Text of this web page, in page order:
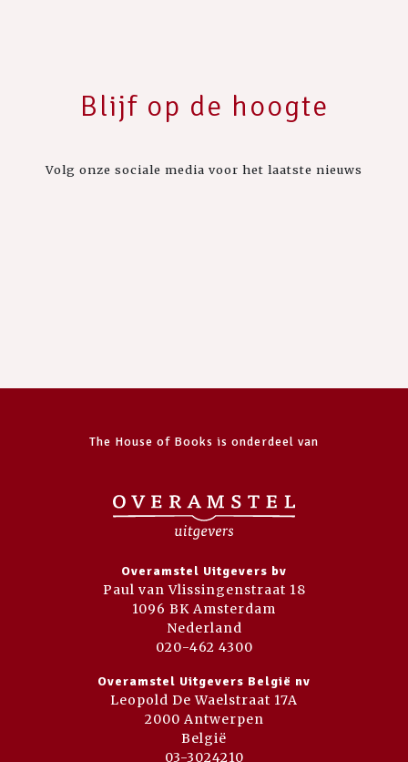
Blijf op de hoogte
Volg onze sociale media voor het laatste nieuws
The House of Books is onderdeel van
Overamstel Uitgevers bv
Paul van Vlissingenstraat 18
1096 BK Amsterdam
Nederland
020-462 4300
Overamstel Uitgevers België nv
Leopold De Waelstraat 17A
2000 Antwerpen
België
03-3024210